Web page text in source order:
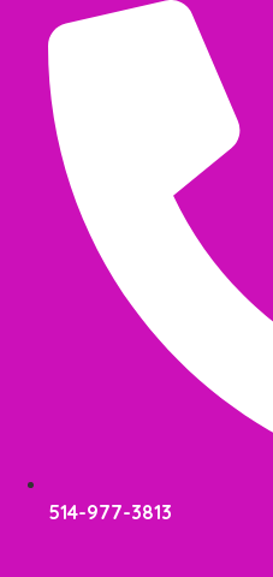
contenu
514-977-3813